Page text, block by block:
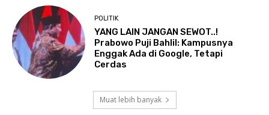
POLITIK
YANG LAIN JANGAN SEWOT..!
Prabowo Puji Bahlil: Kampusnya
Enggak Ada di Google, Tetapi
Cerdas
Muat lebih banyak